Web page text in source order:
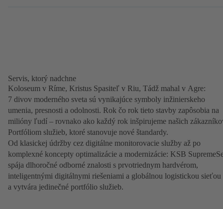
Servis, ktorý nadchne
Koloseum v Ríme, Kristus Spasiteľ v Riu, Tádž mahal v Agre:
7 divov moderného sveta sú vynikajúce symboly inžinierskeho
umenia, presnosti a odolnosti. Rok čo rok tieto stavby zapôsobia na
milióny ľudí – rovnako ako každý rok inšpirujeme našich
Portfóliom služieb, ktoré stanovuje nové štandardy.
Od klasickej údržby cez digitálne monitorovacie služby až po
komplexné koncepty optimalizácie a modernizácie: KSB
spája dlhoročné odborné znalosti s prvotriednym hardvérom,
inteligentnými digitálnymi riešeniami a globálnou logistickou sieťou
a vytvára jedinečné portfólio služieb.